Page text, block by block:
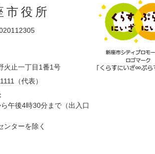
市役所
火止一丁目1番1号
（代表）
午後4時30分まで（出入口
ターを除く